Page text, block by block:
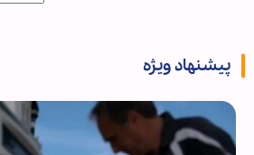
پیشنهاد ویژه